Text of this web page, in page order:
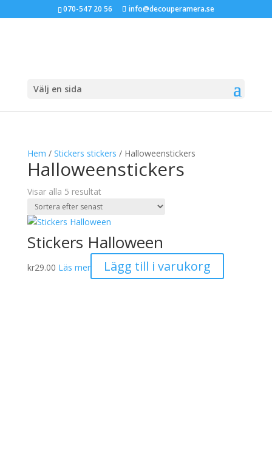
070-547 20 56 info@decouperamera.se
Välj en sida
Hem / Stickers stickers / Halloweenstickers
Halloweenstickers
Visar alla 5 resultatSortera
efter
senaste
Stickers Halloween
kr29.00 Läs mer Lägg till i varukorg